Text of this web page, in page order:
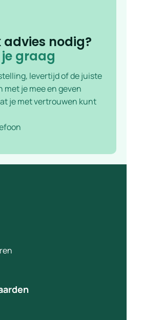
advies nodig?
graag
levertijd of de juiste
met je mee en geven
je met vertrouwen kunt